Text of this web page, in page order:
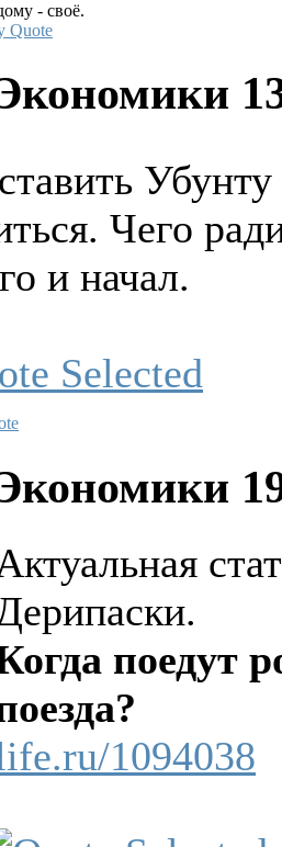
- своё.
Quote
Чего
и начал.
поедут
1094038